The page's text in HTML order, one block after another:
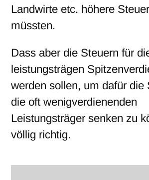
Landwirte etc. höhere
müssten.
Dass aber die Steuern für
leistungsträgen
werden sollen, um dafür die
die oft wenigverdienenden
Leistungsträger senken zu
völlig richtig.